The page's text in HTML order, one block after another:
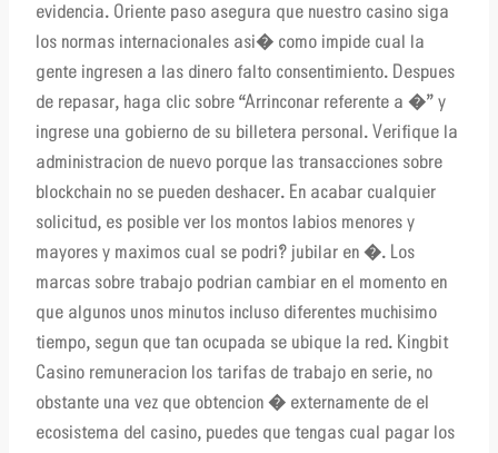
evidencia. Oriente paso asegura que nuestro casino siga
los normas internacionales asi� como impide cual la
gente ingresen a las dinero falto consentimiento. Despues
de repasar, haga clic sobre “Arrinconar referente a �” y
ingrese una gobierno de su billetera personal. Verifique la
administracion de nuevo porque las transacciones sobre
blockchain no se pueden deshacer. En acabar cualquier
solicitud, es posible ver los montos labios menores y
mayores y maximos cual se podri? jubilar en �. Los
marcas sobre trabajo podrian cambiar en el momento en
que algunos unos minutos incluso diferentes muchisimo
tiempo, segun que tan ocupada se ubique la red. Kingbit
Casino remuneracion los tarifas de trabajo en serie, no
obstante una vez que obtencion � externamente de el
ecosistema del casino, puedes que tengas cual pagar los